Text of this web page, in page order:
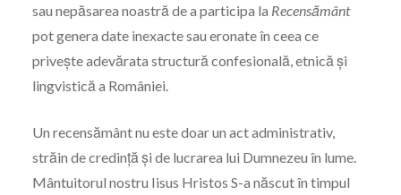
sau nepăsarea noastră de a participa la Recensământ
pot genera date inexacte sau eronate în ceea ce
privește adevărata structură confesională, etnică și
lingvistică a României.
Un recensământ nu este doar un act administrativ,
străin de credință și de lucrarea lui Dumnezeu în lume.
Mântuitorul nostru Iisus Hristos S-a născut în timpul